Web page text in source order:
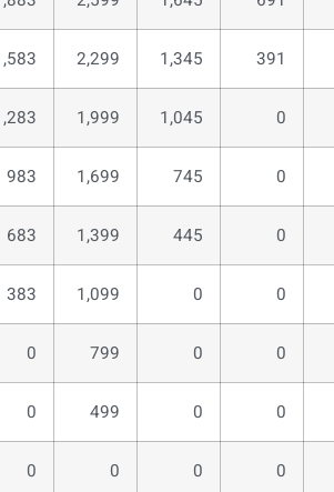
391
1,345
2,299
0
1,045
1,999
0
745
1,699
983
0
445
1,399
683
0
0
1,099
383
0
0
799
0
0
0
499
0
0
0
0
0